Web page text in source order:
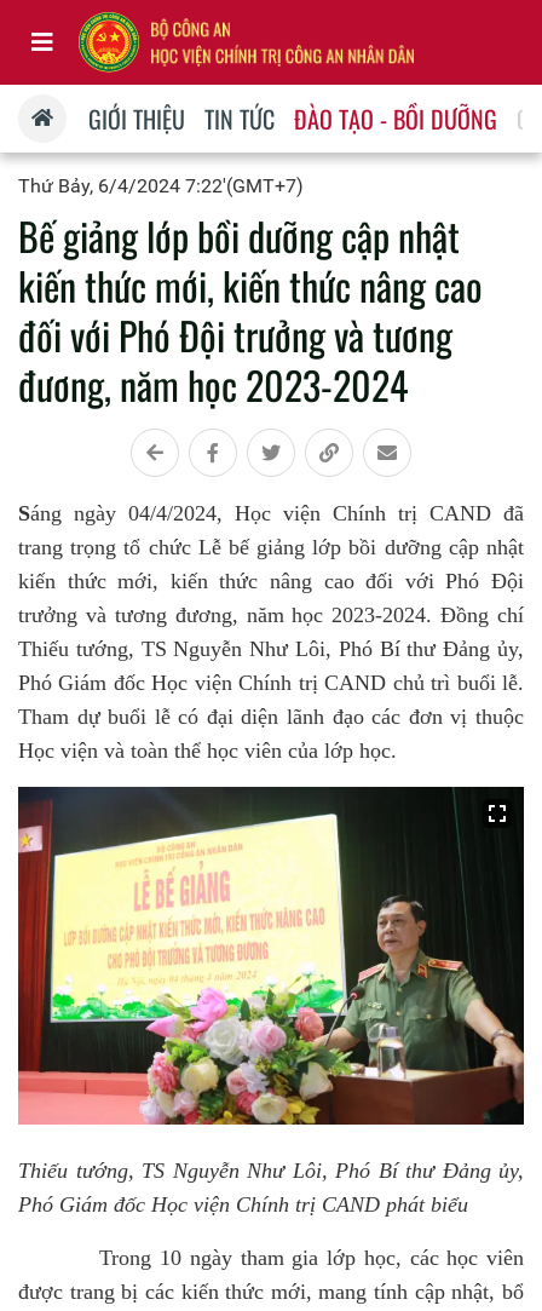
GIỚI THIỆU TIN TỨC ĐÀO TẠO - BỒI DƯỠNG
Thứ Bảy, 6/4/2024 7:22'(GMT+7)
Bế giảng lớp bồi dưỡng cập nhật
kiến thức mới, kiến thức nâng cao
đối với Phó Đội trưởng và tương
đương, năm học 2023-2024
Sáng ngày 04/4/2024, Học viện Chính trị CAND đã
trang trọng tổ chức Lễ bế giảng lớp bồi dưỡng cập nhật
kiến thức mới, kiến thức nâng cao đối với Phó Đội
trưởng và tương đương, năm học 2023-2024. Đồng chí
Thiếu tướng, TS Nguyễn Như Lôi, Phó Bí thư Đảng ủy,
Phó Giám đốc Học viện Chính trị CAND chủ trì buổi lễ.
Tham dự buổi lễ có đại diện lãnh đạo các đơn vị thuộc
Học viện và toàn thể học viên của lớp học.
Thiếu tướng, TS Nguyễn Như Lôi, Phó Bí thư Đảng ủy,
Phó Giám đốc Học viện Chính trị CAND phát biểu
Trong 10 ngày tham gia lớp học, các học viên
được trang bị các kiến thức mới, mang tính cập nhật, bổ